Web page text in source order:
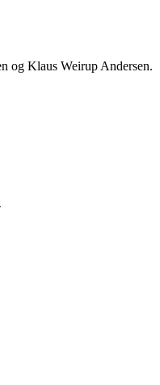
og Klaus Weirup Andersen.